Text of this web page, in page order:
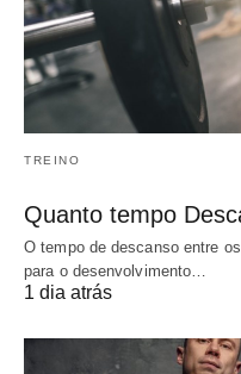
TREINO
Quanto tempo
O tempo de descanso entre
para o desenvolvimento…
1 dia atrás